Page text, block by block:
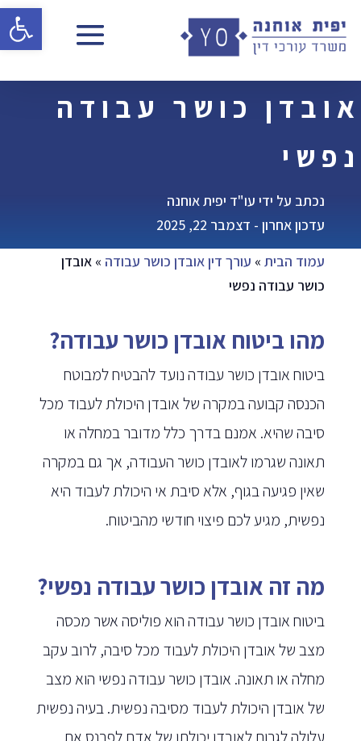
אובדן כושר עבודה
נפשי
נכתב על ידי עו"ד יפית אוחנה
עדכון אחרון - דצמבר 22, 2025
עמוד הבית» עורך דין אובדן כושר עבודה » אובדן
כושר עבודה נפשי
מהו ביטוח אובדן כושר עבודה?
ביטוח אובדן כושר עבודה נועד להבטיח למבוטח
הכנסה קבועה במקרה של אובדן היכולת לעבוד מכל
סיבה שהיא. אמנם בדרך כלל מדובר במחלה או
תאונה שגרמו לאובדן כושר העבודה, אך גם במקרה
שאין פגיעה בגוף, אלא סיבת אי היכולת לעבוד היא
נפשית, מגיע לכם פיצוי חודשי מהביטוח.
מה זה אובדן כושר עבודה נפשי?
ביטוח אובדן כושר עבודה הוא פוליסה אשר מכסה
מצב של אובדן היכולת לעבוד מכל סיבה, לרוב עקב
מחלה או תאונה. אובדן כושר עבודה נפשי הוא מצב
של אובדן היכולת לעבוד מסיבה נפשית. בעיה נפשית